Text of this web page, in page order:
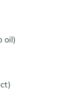
oil)